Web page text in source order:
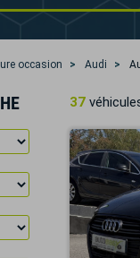
occasion Audi
37